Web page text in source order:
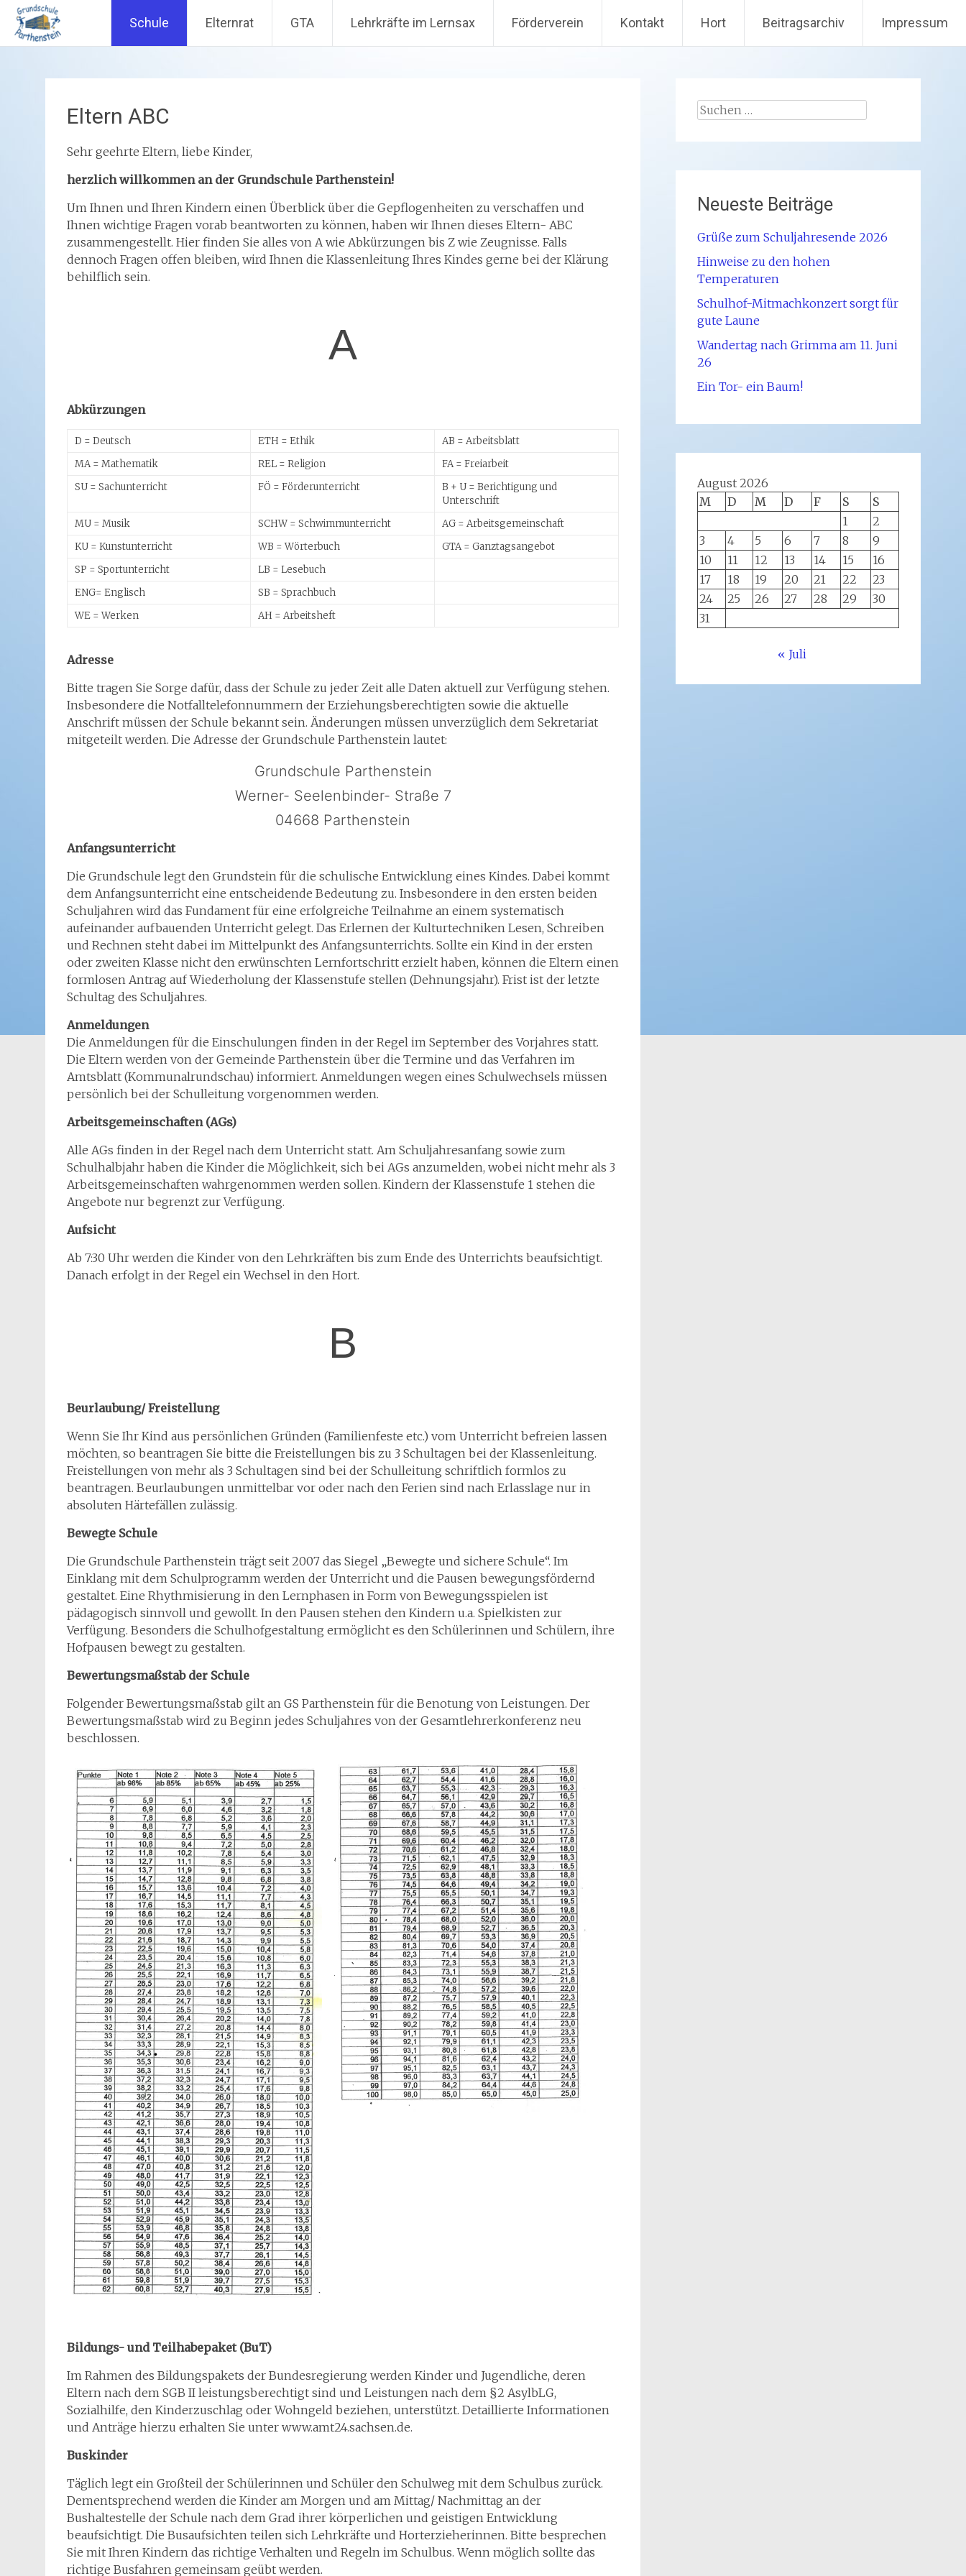
Schule Elternrat GTA Lehrkräfte im Lernsax Förderverein Kontakt Hort Beitragsarchiv Impressum
Eltern ABC
Sehr geehrte Eltern, liebe Kinder,
herzlich willkommen an der Grundschule Parthenstein!
Um Ihnen und Ihren Kindern einen Überblick über die Gepflogenheiten zu verschaffen und
Ihnen wichtige Fragen vorab beantworten zu können, haben wir Ihnen dieses Eltern- ABC
zusammengestellt. Hier finden Sie alles von A wie Abkürzungen bis Z wie Zeugnisse. Falls
dennoch Fragen offen bleiben, wird Ihnen die Klassenleitung Ihres Kindes gerne bei der Klärung
behilflich sein.
A
Abkürzungen
D = Deutsch ETH = Ethik
AB = Arbeitsblatt
MA = Mathematik
REL = Religion
FA = Freiarbeit
SU = Sachunterricht
FÖ = Förderunterricht
B + U = Berichtigung und
Unterschrift
MU = Musik
SCHW = Schwimmunterricht
AG = Arbeitsgemeinschaft
KU = Kunstunterricht
WB = Wörterbuch
GTA = Ganztagsangebot
SP = Sportunterricht
LB = Lesebuch
ENG= Englisch
SB = Sprachbuch
WE = Werken
AH = Arbeitsheft
Adresse
Bitte tragen Sie Sorge dafür, dass der Schule zu jeder Zeit alle Daten aktuell zur Verfügung stehen.
Insbesondere die Notfalltelefonnummern der Erziehungsberechtigten sowie die aktuelle
Anschrift müssen der Schule bekannt sein. Änderungen müssen unverzüglich dem Sekretariat
mitgeteilt werden. Die Adresse der Grundschule Parthenstein lautet:
Grundschule Parthenstein
Werner- Seelenbinder- Straße 7
04668 Parthenstein
Anfangsunterricht
Die Grundschule legt den Grundstein für die schulische Entwicklung eines Kindes. Dabei kommt
dem Anfangsunterricht eine entscheidende Bedeutung zu. Insbesondere in den ersten beiden
Schuljahren wird das Fundament für eine erfolgreiche Teilnahme an einem systematisch
aufeinander aufbauenden Unterricht gelegt. Das Erlernen der Kulturtechniken Lesen, Schreiben
und Rechnen steht dabei im Mittelpunkt des Anfangsunterrichts. Sollte ein Kind in der ersten
oder zweiten Klasse nicht den erwünschten Lernfortschritt erzielt haben, können die Eltern einen
formlosen Antrag auf Wiederholung der Klassenstufe stellen (Dehnungsjahr). Frist ist der letzte
Schultag des Schuljahres.
Anmeldungen
Die Anmeldungen für die Einschulungen finden in der Regel im September des Vorjahres statt.
Die Eltern werden von der Gemeinde Parthenstein über die Termine und das Verfahren im
Amtsblatt (Kommunalrundschau) informiert. Anmeldungen wegen eines Schulwechsels müssen
persönlich bei der Schulleitung vorgenommen werden.
Arbeitsgemeinschaften (AGs)
Alle AGs finden in der Regel nach dem Unterricht statt. Am Schuljahresanfang sowie zum
Schulhalbjahr haben die Kinder die Möglichkeit, sich bei AGs anzumelden, wobei nicht mehr als 3
Arbeitsgemeinschaften wahrgenommen werden sollen. Kindern der Klassenstufe 1 stehen die
Angebote nur begrenzt zur Verfügung.
Aufsicht
Ab 7:30 Uhr werden die Kinder von den Lehrkräften bis zum Ende des Unterrichts beaufsichtigt.
Danach erfolgt in der Regel ein Wechsel in den Hort.
B
Beurlaubung/ Freistellung
Wenn Sie Ihr Kind aus persönlichen Gründen (Familienfeste etc.) vom Unterricht befreien lassen
möchten, so beantragen Sie bitte die Freistellungen bis zu 3 Schultagen bei der Klassenleitung.
Freistellungen von mehr als 3 Schultagen sind bei der Schulleitung schriftlich formlos zu
beantragen. Beurlaubungen unmittelbar vor oder nach den Ferien sind nach Erlasslage nur in
absoluten Härtefällen zulässig.
Bewegte Schule
Die Grundschule Parthenstein trägt seit 2007 das Siegel „Bewegte und sichere Schule“. Im
Einklang mit dem Schulprogramm werden der Unterricht und die Pausen bewegungsfördernd
gestaltet. Eine Rhythmisierung in den Lernphasen in Form von Bewegungsspielen ist
pädagogisch sinnvoll und gewollt. In den Pausen stehen den Kindern u.a. Spielkisten zur
Verfügung. Besonders die Schulhofgestaltung ermöglicht es den Schülerinnen und Schülern, ihre
Hofpausen bewegt zu gestalten.
Bewertungsmaßstab der Schule
Folgender Bewertungsmaßstab gilt an GS Parthenstein für die Benotung von Leistungen. Der
Bewertungsmaßstab wird zu Beginn jedes Schuljahres von der Gesamtlehrerkonferenz neu
beschlossen.
Bildungs- und Teilhabepaket (BuT)
Im Rahmen des Bildungspakets der Bundesregierung werden Kinder und Jugendliche, deren
Eltern nach dem SGB II leistungsberechtigt sind und Leistungen nach dem §2 AsylbLG,
Sozialhilfe, den Kinderzuschlag oder Wohngeld beziehen, unterstützt. Detaillierte Informationen
und Anträge hierzu erhalten Sie unter www.amt24.sachsen.de.
Buskinder
Täglich legt ein Großteil der Schülerinnen und Schüler den Schulweg mit dem Schulbus zurück.
Dementsprechend werden die Kinder am Morgen und am Mittag/ Nachmittag an der
Bushaltestelle der Schule nach dem Grad ihrer körperlichen und geistigen Entwicklung
beaufsichtigt. Die Busaufsichten teilen sich Lehrkräfte und Horterzieherinnen. Bitte besprechen
Sie mit Ihren Kindern das richtige Verhalten und Regeln im Schulbus. Wenn möglich sollte das
richtige Busfahren gemeinsam geübt werden.
Suchen
Neueste Beiträge
Grüße zum Schuljahresende 2026
Hinweise zu den hohen
Temperaturen
Schulhof-Mitmachkonzert sorgt für
gute Laune
Wandertag nach Grimma am 11. Juni
26
Ein Tor- ein Baum!
August 2026
M
D M D F S
S
1
2
3
4 5 6 7 8
9
10
11 12 13 14 15
16
17
18 19 20 21 22
23
24
25 26 27 28 29
30
31
« Juli